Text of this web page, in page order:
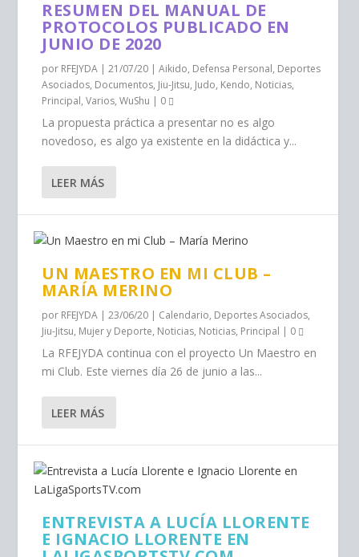
RESUMEN DEL MANUAL DE
PROTOCOLOS PUBLICADO EN
JUNIO DE 2020
por RFEJYDA |21/07/20 |Aikido, Defensa Personal, Deportes
Asociados, Documentos, Jiu-Jitsu, Judo, Kendo, Noticias,
Principal,Varios,WuShu | 0
La propuesta práctica a presentar no es algo
novedoso, es algo ya existente en la didáctica y...
LEER MÁS
UN MAESTRO EN MI CLUB –
MARÍA MERINO
por RFEJYDA |23/06/20 | Calendario, Deportes Asociados,
Jiu-Jitsu, Mujer y Deporte, Noticias, Noticias, Principal | 0
La RFEJYDA continua con el proyecto Un Maestro en
mi Club. Este viernes día 26 de junio a las...
LEER MÁS
ENTREVISTA A LUCÍA LLORENTE
E IGNACIO LLORENTE EN